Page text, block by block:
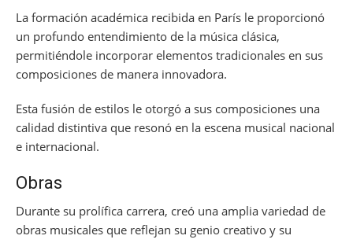
La formación académica recibida en París le proporcionó
un profundo entendimiento de la música clásica,
permitiéndole incorporar elementos tradicionales en sus
composiciones de manera innovadora.
Esta fusión de estilos le otorgó a sus composiciones una
calidad distintiva que resonó en la escena musical nacional
e internacional.
Obras
Durante su prolífica carrera, creó una amplia variedad de
obras musicales que reflejan su genio creativo y su